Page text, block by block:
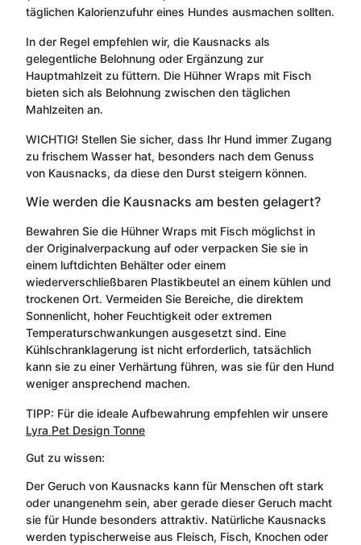
täglichen Kalorienzufuhr eines Hundes ausmachen sollten.
In der Regel empfehlen wir, die Kausnacks als
gelegentliche Belohnung oder Ergänzung zur
Hauptmahlzeit zu füttern. Die Hühner Wraps mit Fisch
bieten sich als Belohnung zwischen den täglichen
Mahlzeiten an.
WICHTIG! Stellen Sie sicher, dass Ihr Hund immer Zugang
zu frischem Wasser hat, besonders nach dem Genuss
von Kausnacks, da diese den Durst steigern können.
Wie werden die Kausnacks am besten gelagert?
Bewahren Sie die Hühner Wraps mit Fisch möglichst in
der Originalverpackung auf oder verpacken Sie sie in
einem luftdichten Behälter oder einem
wiederverschließbaren Plastikbeutel an einem kühlen und
trockenen Ort. Vermeiden Sie Bereiche, die direktem
Sonnenlicht, hoher Feuchtigkeit oder extremen
Temperaturschwankungen ausgesetzt sind. Eine
Kühlschranklagerung ist nicht erforderlich, tatsächlich
kann sie zu einer Verhärtung führen, was sie für den Hund
weniger ansprechend machen.
TIPP: Für die ideale Aufbewahrung empfehlen wir unsere
Lyra Pet Design Tonne
Gut zu wissen:
Der Geruch von Kausnacks kann für Menschen oft stark
oder unangenehm sein, aber gerade dieser Geruch macht
sie für Hunde besonders attraktiv. Natürliche Kausnacks
werden typischerweise aus Fleisch, Fisch, Knochen oder